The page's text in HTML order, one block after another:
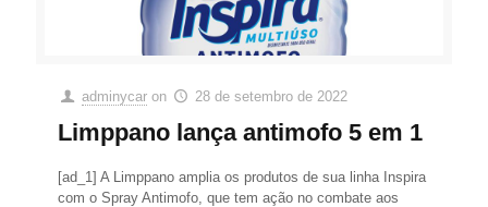
adminycar on 28 de setembro de 2022
Limppano lança antimofo 5 em 1
[ad_1] A Limppano amplia os produtos de sua linha Inspira
com o Spray Antimofo, que tem ação no combate aos